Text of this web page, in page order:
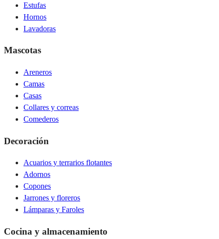
Estufas
Hornos
Lavadoras
Mascotas
Areneros
Camas
Casas
Collares y correas
Comederos
Decoración
Acuarios y terrarios flotantes
Adornos
Copones
Jarrones y floreros
Lámparas y Faroles
Cocina y almacenamiento